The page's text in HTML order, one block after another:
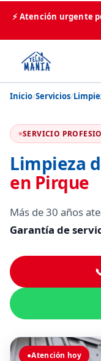
⚡ Atención urgente
Inicio/Servicios/
SERVICIO
Limpieza
en Pirque
Más de 30 años
Garantía de
●Atención hoy